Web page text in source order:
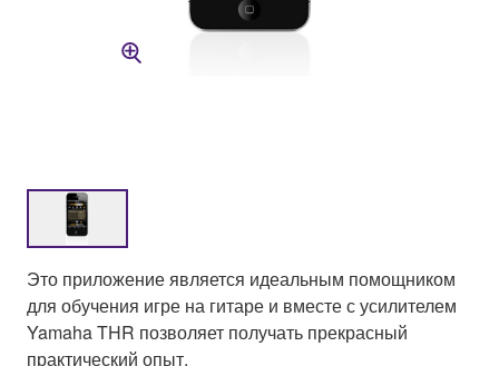
Это приложение является идеальным помощником
для обучения игре на гитаре и вместе с усилителем
Yamaha THR позволяет получать прекрасный
практический опыт.